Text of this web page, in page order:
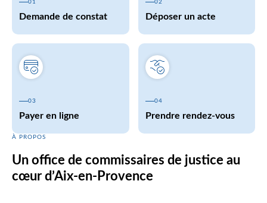
01
Demande de constat
02
Déposer un acte
03
Payer en ligne
04
Prendre rendez-vous
À PROPOS
Un office de commissaires de justice au
cœur d’Aix-en-Provence